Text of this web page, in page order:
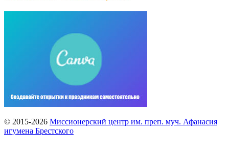
© 2015-2026 Миссионерский центр им. преп. муч. Афанасия
игумена Брестского